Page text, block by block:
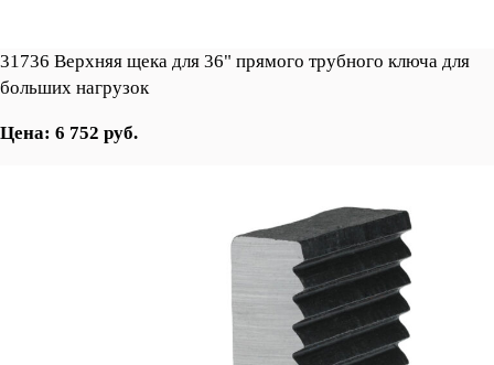
31736 Верхняя щека для 36" прямого трубного ключа для
больших нагрузок
Цена: 6 752 руб.